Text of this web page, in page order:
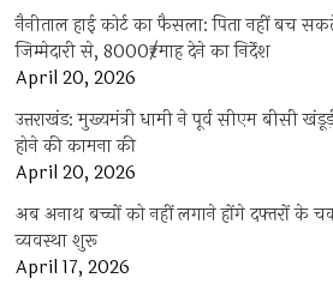
नैनीताल हाई कोर्ट का फैसला: पिता नहीं बच
जिम्मेदारी से, 8000₹/माह देने का निर्देश
April 20, 2026
उत्तराखंड: मुख्यमंत्री धामी ने पूर्व सीएम बीसी
होने की कामना की
April 20, 2026
अब अनाथ बच्चों को नहीं लगाने होंगे दफ्तरों
व्यवस्था शुरू
April 17, 2026